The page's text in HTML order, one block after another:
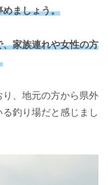
めましょう。
家族連れや女性の方
、地元の方から県外
釣り場だと感じまし